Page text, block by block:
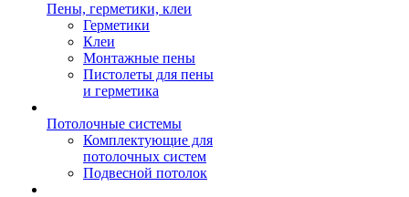
Пены, герметики, клеи
Герметики
Клеи
Монтажные пены
Пистолеты для пены
и герметика
Потолочные системы
Комплектующие для
потолочных систем
Подвесной потолок